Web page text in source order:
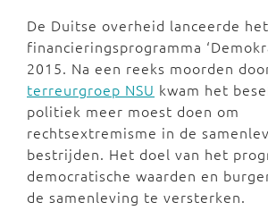
De Duitse overheid lanceerde het
financieringsprogramma
2015. Na een reeks moorden
terreurgroep NSU kwam het
politiek meer moest doen om
rechtsextremisme in de
bestrijden. Het doel van het
democratische waarden en
de samenleving te versterken.